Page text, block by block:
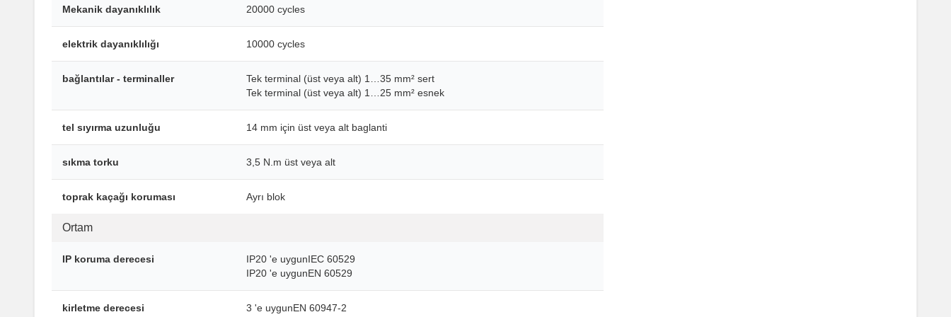
Mekanik dayanıklılık 20000 cycles
elektrik dayanıklılığı 10000 cycles
bağlantılar - terminaller
Tek terminal (üst veya alt) 1…35 mm² sert
Tek terminal (üst veya alt) 1…25 mm² esnek
tel sıyırma uzunluğu 14 mm için üst veya alt baglanti
sıkma torku 3,5 N.m üst veya alt
toprak kaçağı koruması Ayrı blok
Ortam
IP koruma derecesi
IP20 'e uygunIEC 60529
IP20 'e uygunEN 60529
kirletme derecesi
3 'e uygunEN 60947-2